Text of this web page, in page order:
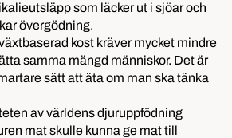
som läcker ut i sjöar och
övergödning.
kost kräver mycket mindre
samma mängd människor. Det är
sätt att äta om man ska tänka
av världens djuruppfödning
mat skulle kunna ge mat till